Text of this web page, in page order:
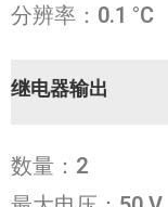
分辨率： 0.1 °C
继电器输出
数量： 2